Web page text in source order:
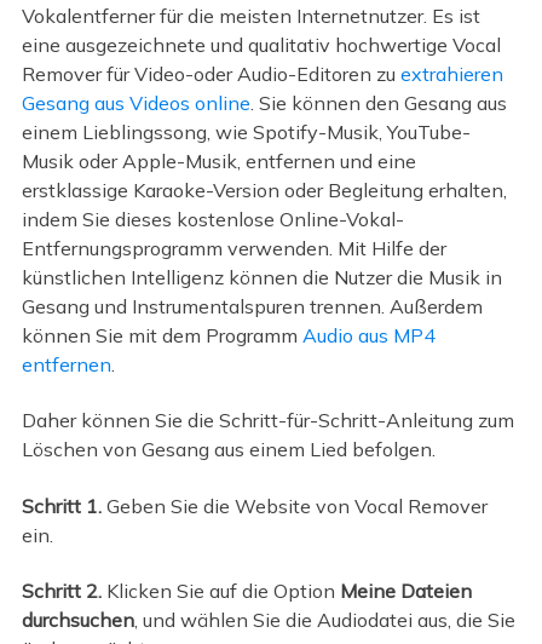
Vokalentferner für die meisten Internetnutzer. Es ist
eine ausgezeichnete und qualitativ hochwertige Vocal
Remover für Video-oder Audio-Editoren zu extrahieren
Gesang aus Videos online . Sie können den Gesang aus
einem Lieblingssong, wie Spotify-Musik, YouTube-
Musik oder Apple-Musik, entfernen und eine
erstklassige Karaoke-Version oder Begleitung erhalten,
indem Sie dieses kostenlose Online-Vokal-
Entfernungsprogramm verwenden. Mit Hilfe der
künstlichen Intelligenz können die Nutzer die Musik in
Gesang und Instrumentalspuren trennen. Außerdem
können Sie mit dem Programm Audio aus MP4
entfernen
Daher können Sie die Schritt-für-Schritt-Anleitung zum
Löschen von Gesang aus einem Lied befolgen.
Schritt 1. Geben Sie die Website von Vocal Remover
ein.
Schritt 2. Klicken Sie auf die Option Meine Dateien
durchsuchen, und wählen Sie die Audiodatei aus, die Sie